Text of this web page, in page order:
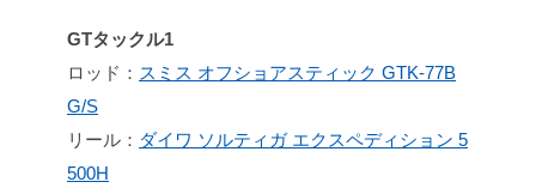
GTタックル1
ロッド： スミス オフショアスティック GTK-77B
G/S
リール： ダイワ ソルティガ エクスペディション 5
500H